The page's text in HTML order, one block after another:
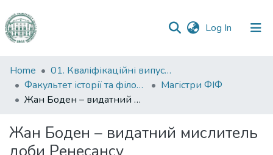
Log In (current)
Communities
&
Collections
Home
01. Кваліфікаційні випускні роботи здобувачів вищої освіти
Факультет історії та філософії
Магістри ФІФ
Жан Боден – видатний мислитель доби Ренесансу
Жан Боден – видатний мислитель